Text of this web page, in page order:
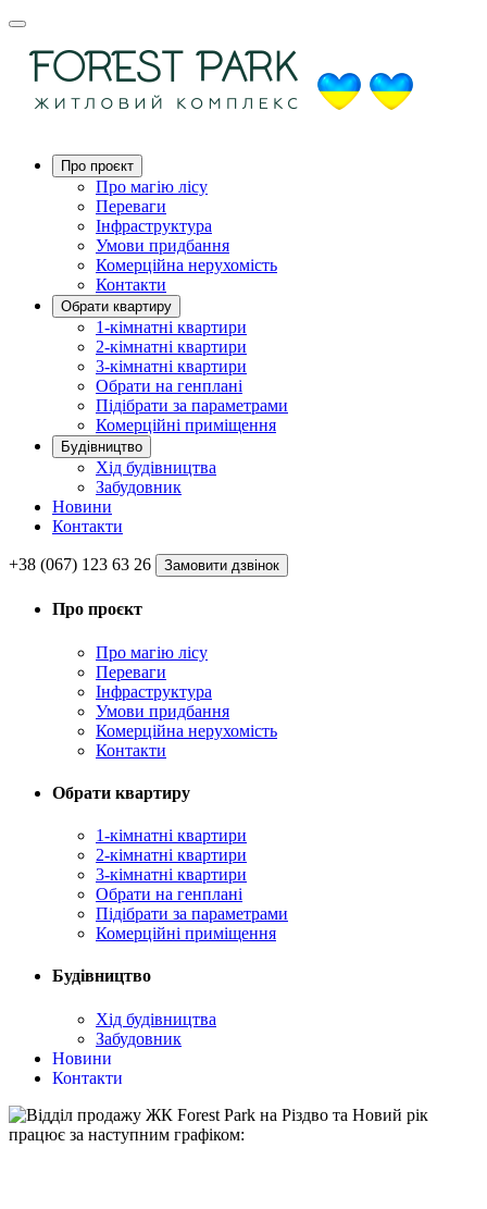
Про проєкт
Про магію ліcу
Переваги
Інфраструктура
Умови придбання
Комерційна нерухомість
Контакти
Обрати квартиру
1-кімнатні квартири
2-кімнатні квартири
3-кімнатні квартири
Обрати на генплані
Підібрати за параметрами
Комерційні приміщення
Будівництво
Хід будівництва
Забудовник
Новини
Контакти
+38 (067) 123 63 26 Замовити дзвінок
Про проєкт
Про магію ліcу
Переваги
Інфраструктура
Умови придбання
Комерційна нерухомість
Контакти
Обрати квартиру
1-кімнатні квартири
2-кімнатні квартири
3-кімнатні квартири
Обрати на генплані
Підібрати за параметрами
Комерційні приміщення
Будівництво
Хід будівництва
Забудовник
Новини
Контакти